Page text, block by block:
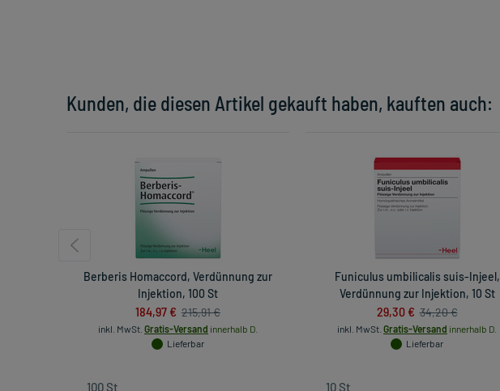
Kunden, die diesen Artikel gekauft haben, kauften auch:
Berberis Homaccord, Verdünnung zur
Injektion, 100 St
184,97 € 215,91 €
inkl. MwSt. Gratis-Versand innerhalb D.
Lieferbar
Funiculus umbilicalis suis-Injeel,
Verdünnung zur Injektion, 10 St
29,30 € 34,20 €
inkl. MwSt. Gratis-Versand innerhalb D.
Lieferbar